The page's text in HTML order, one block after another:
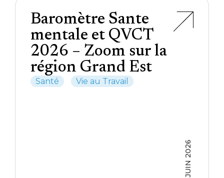
Baromètre Sante
mentale et QVCT
2026 – Zoom sur la
région Grand Est
Santé Vie au Travail
JUIN 2026